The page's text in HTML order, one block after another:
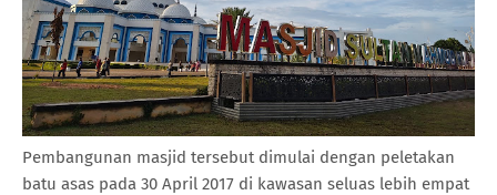
Pembangunan masjid tersebut dimulai dengan peletakan
batu asas pada 30 April 2017 di kawasan seluas lebih empat